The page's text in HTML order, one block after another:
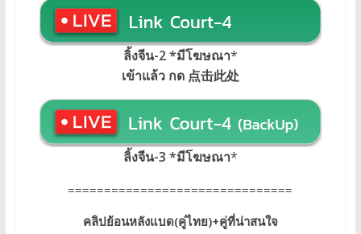
ลิ้งจีน-2 *มีโฆษณา*
เข้าแล้ว กด 点击此处
ลิ้งจีน-3 *มีโฆษณา*
===============================
คลิปย้อนหลังแบด(คู่ไทย)+คู่ที่น่าสนใจ